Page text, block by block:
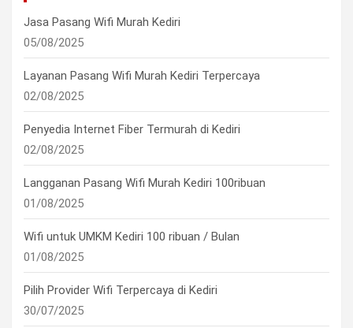
Jasa Pasang Wifi Murah Kediri
05/08/2025
Layanan Pasang Wifi Murah Kediri Terpercaya
02/08/2025
Penyedia Internet Fiber Termurah di Kediri
02/08/2025
Langganan Pasang Wifi Murah Kediri 100ribuan
01/08/2025
Wifi untuk UMKM Kediri 100 ribuan / Bulan
01/08/2025
Pilih Provider Wifi Terpercaya di Kediri
30/07/2025